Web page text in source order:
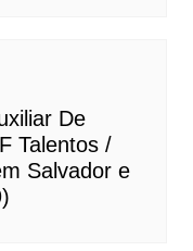
De
Talentos /
Salvador e